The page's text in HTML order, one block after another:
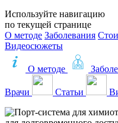
Используйте навигацию
по текущей странице
О методе Заболевания
Видеосюжеты
О методе
Врачи Статьи